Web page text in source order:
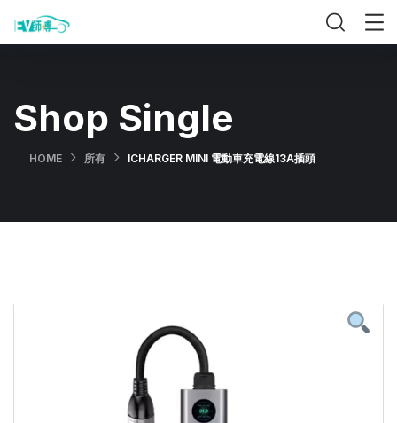
Shop Single
HOME 所有 ICHARGER MINI 電動車充電線13A插頭